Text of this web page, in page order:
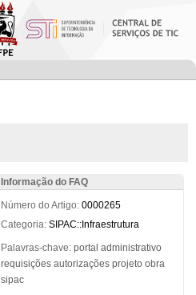
Informação do FAQ
Número do Artigo: 0000265
Categoria: SIPAC::Infraestrutura
Palavras-chave: portal administrativo
requisições autorizações projeto obra
sipac